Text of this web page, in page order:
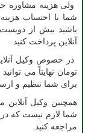
شما با احتساب
باشید بیش از دویست
آنلاین پرداخت کنید.
تومان نهایتاً می
برای شما تنظیم و
همچنین وکیل
شما لازم نیست که
مراجعه کنید.